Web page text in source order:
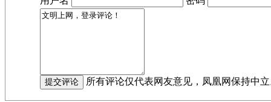
所有评论仅代表网友意见，凤凰网保持中